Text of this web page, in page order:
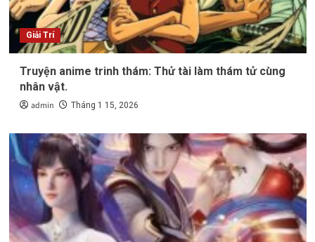
Giải Trí
Truyện anime trinh thám: Thử tài làm thám tử cùng
nhân vật.
admin Tháng 1 15, 2026